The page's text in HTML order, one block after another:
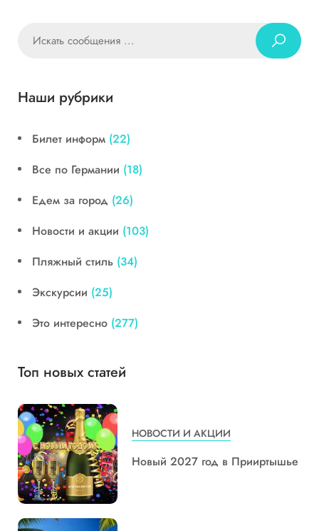
Наши рубрики
Билет информ (22)
Все по Германии (18)
Едем за город (26)
Новости и акции (103)
Пляжный стиль (34)
Экскурсии (25)
Это интересно (277)
Топ новых статей
НОВОСТИ И АКЦИИ
Новый 2027 год в Прииртышье